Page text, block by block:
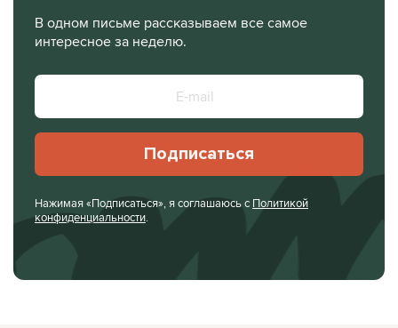
В одном письме рассказываем все самое
интересное за неделю.
Подписаться
Нажимая «Подписаться», я соглашаюсь с Политикой
конфиденциальности.